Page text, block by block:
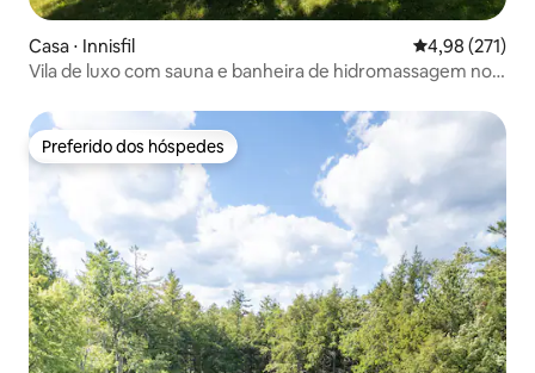
Casa ⋅ Innisfil 4,98 de uma
4,98 (271)
Vila de luxo com sauna e banheira de hidromassagem no
Preferido dos hóspedes
Preferido dos hóspedes